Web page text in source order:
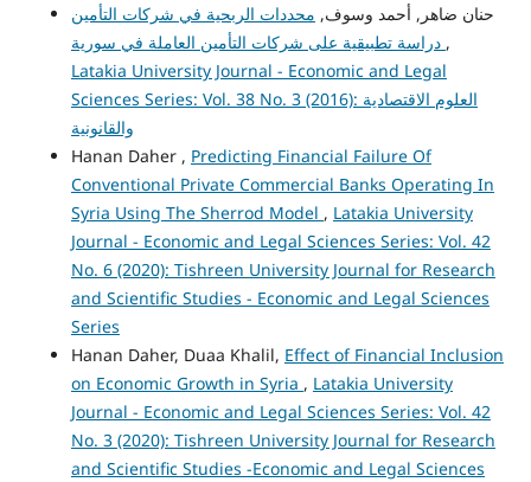
حنان ضاهر, أحمد وسوف, محددات الربحية في شركات التأمين
دراسة تطبيقية على شركات التأمين العاملة في سورية ,
Latakia University Journal - Economic and Legal
Sciences Series: Vol. 38 No. 3 (2016): العلوم الاقتصادية
والقانونية
Hanan Daher , Predicting Financial Failure Of
Conventional Private Commercial Banks Operating In
Syria Using The Sherrod Model , Latakia University
Journal - Economic and Legal Sciences Series: Vol. 42
No. 6 (2020): Tishreen University Journal for Research
and Scientific Studies - Economic and Legal Sciences
Series
Hanan Daher, Duaa Khalil, Effect of Financial Inclusion
on Economic Growth in Syria , Latakia University
Journal - Economic and Legal Sciences Series: Vol. 42
No. 3 (2020): Tishreen University Journal for Research
and Scientific Studies -Economic and Legal Sciences